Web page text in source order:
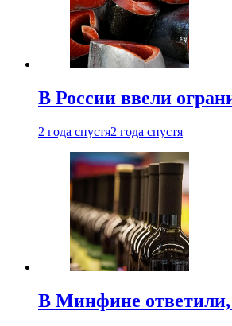
В России ввели
2 года спустя2 года спустя
В Минфине ответили,